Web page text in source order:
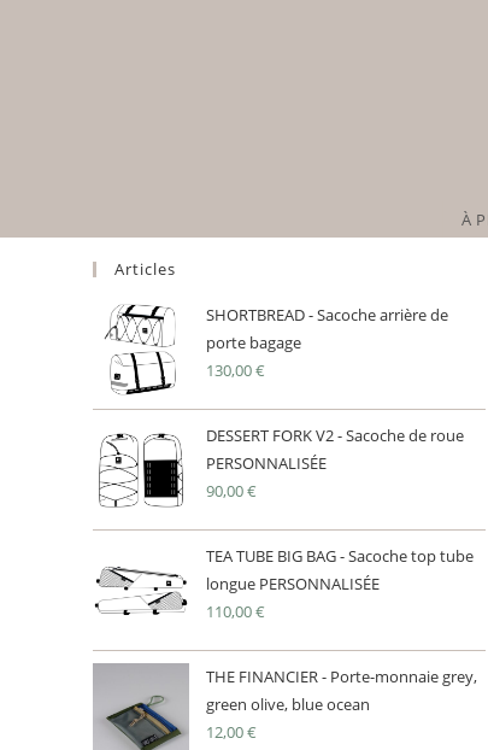
À
Articles
SHORTBREAD - Sacoche arrière de
porte bagage
130,00€
DESSERT FORK V2 - Sacoche de roue
PERSONNALISÉE
90,00€
TEA TUBE BIG BAG - Sacoche top tube
longue PERSONNALISÉE
110,00€
THE FINANCIER - Porte-monnaie grey,
green olive, blue ocean
12,00€